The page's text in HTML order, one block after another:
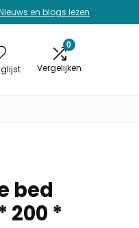
en blogs lezen
0
Vergelijken
bed
200 *